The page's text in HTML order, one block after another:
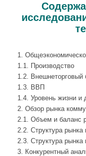
1.
1.1. Производство
1.2. Внешнеторговый
1.3. ВВП
1.4. Уровень жизни и
2. Обзор рынка
2.1. Объем и баланс
2.2. Структура рынка
2.3. Структура
3. Конкурентный